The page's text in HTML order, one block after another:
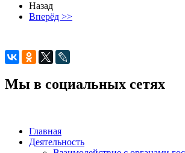
Назад
Вперёд >>
Мы в социальных сетях
Главная
Деятельность